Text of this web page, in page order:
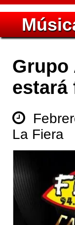
Grupo
estará
La Fiera